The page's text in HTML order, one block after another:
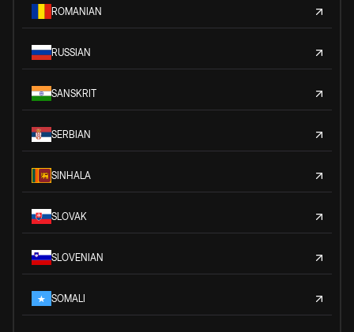
ROMANIAN
RUSSIAN
SANSKRIT
SERBIAN
SINHALA
SLOVAK
SLOVENIAN
SOMALI